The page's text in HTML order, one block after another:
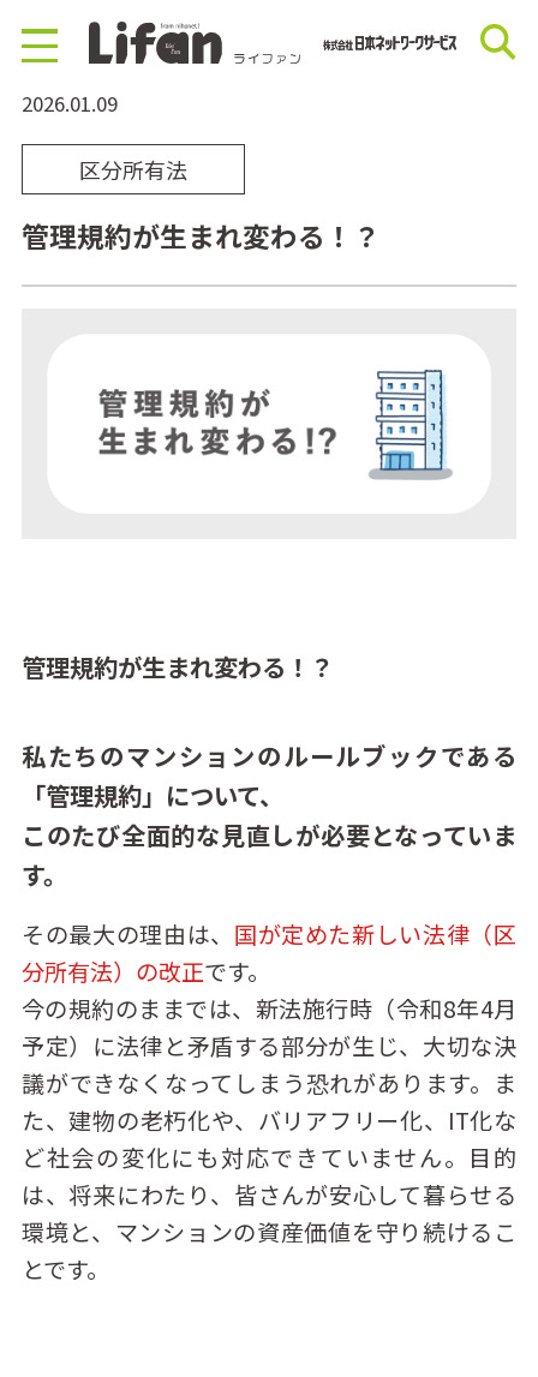
2026.01.09
区分所有法
管理規約が生まれ変わる！？
管理規約が生まれ変わる！？
私たちのマンションのルールブックである
「管理規約」について、
このたび全面的な見直しが必要となっていま
す。
その最大の理由は、 国が定めた新しい法律（区
分所有法）の改正です。
今の規約のままでは、新法施行時（令和8年4月
予定）に法律と矛盾する部分が生じ、大切な決
議ができなくなってしまう恐れがあります。ま
た、建物の老朽化や、バリアフリー化、IT化な
ど社会の変化にも対応できていません。目的
は、将来にわたり、皆さんが安心して暮らせる
環境と、マンションの資産価値を守り続けるこ
とです。